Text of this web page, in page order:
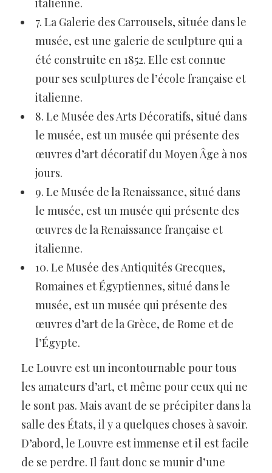
italienne.
7. La Galerie des Carrousels, située dans le
musée, est une galerie de sculpture qui a
été construite en 1852. Elle est connue
pour ses sculptures de l’école française et
italienne.
8. Le Musée des Arts Décoratifs, situé dans
le musée, est un musée qui présente des
œuvres d’art décoratif du Moyen Âge à nos
jours.
9. Le Musée de la Renaissance, situé dans
le musée, est un musée qui présente des
œuvres de la Renaissance française et
italienne.
10. Le Musée des Antiquités Grecques,
Romaines et Égyptiennes, situé dans le
musée, est un musée qui présente des
œuvres d’art de la Grèce, de Rome et de
l’Égypte.
Le Louvre est un incontournable pour tous
les amateurs d’art, et même pour ceux qui ne
le sont pas. Mais avant de se précipiter dans la
salle des États, il y a quelques choses à savoir.
D’abord, le Louvre est immense et il est facile
de se perdre. Il faut donc se munir d’une